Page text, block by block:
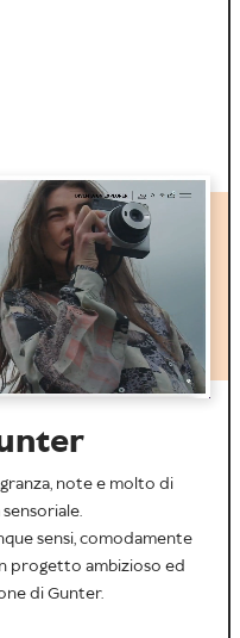
note e molto di
sensi, comodamente
progetto ambizioso ed
di Gunter.